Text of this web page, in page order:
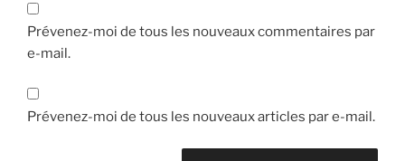
Prévenez-moi de tous les nouveaux commentaires par
e-mail.
Prévenez-moi de tous les nouveaux articles par e-mail.